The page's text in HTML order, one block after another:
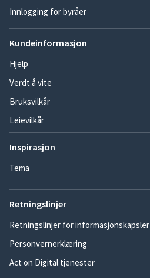
Innlogging for byråer
Kundeinformasjon
Hjelp
Verdt å vite
Bruksvilkår
Leievilkår
Inspirasjon
Tema
Retningslinjer
Retningslinjer for informasjonskapsler
Personvernerklæring
Act on Digital tjenester